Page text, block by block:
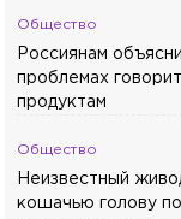
Общество
Россиянам
проблемах
продуктам
Общество
Неизвестный
кошачью голову